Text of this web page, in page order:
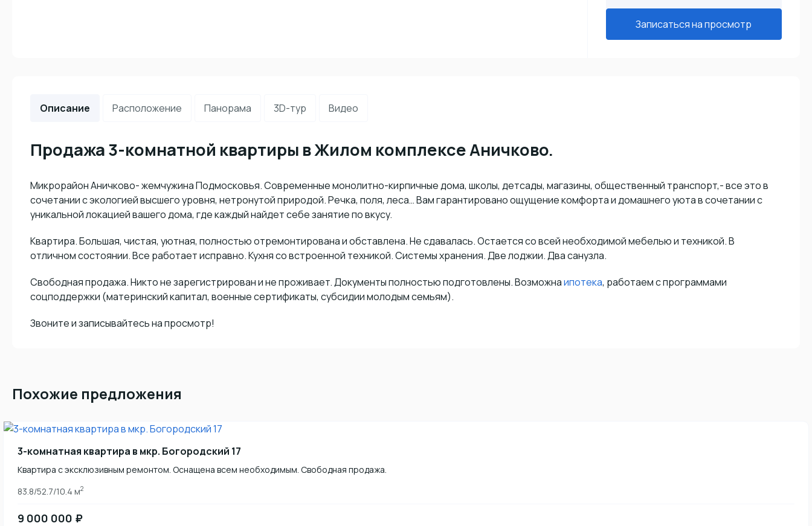
Записаться
на
Записаться на просмотр
Описание
Продажа 3-комнатной квартиры в Жилом комплексе Аничково.
Микрорайон Аничково- жемчужина Подмосковья. Современные монолитно-кирпичные дома, школы, детсады, магазины, общественный транспорт,- все это в
сочетании с экологией высшего уровня, нетронутой природой. Речка, поля, леса… Вам гарантировано ощущение комфорта и домашнего уюта в сочетании с
уникальной локацией вашего дома, где каждый найдет себе занятие по вкусу.
Квартира. Большая, чистая, уютная, полностью отремонтирована и обставлена. Не сдавалась. Остается со всей необходимой мебелью и техникой. В
отличном состоянии. Все работает исправно. Кухня со встроенной техникой. Системы хранения. Две лоджии. Два санузла.
Свободная продажа. Никто не зарегистрирован и не проживает. Документы полностью подготовлены. Возможнаипотека, работаем с программами
соцподдержки (материнский капитал, военные сертификаты, субсидии молодым семьям).
Звоните и записывайтесь на просмотр!
Расположение Панорама 3D-тур Видео
Похожие предложения
3-комнатная квартира в мкр. Богородский 17
Квартира с эксклюзивным ремонтом. Оснащена всем необходимым. Свободная продажа.
83.8/52.7/10.4 м2
9 000 000 ₽